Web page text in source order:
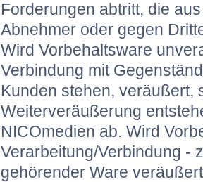
Forderungen abtritt, die
Abnehmer oder gegen
Wird Vorbehaltsware
Verbindung mit
Kunden stehen, veräußert,
Weiterveräußerung
NICOmedien ab. Wird
Verarbeitung/Verbindung -
gehörender Ware